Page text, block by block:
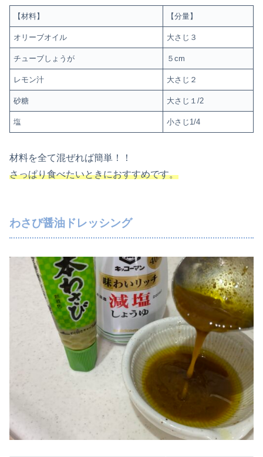
【材料】 【分量】
オリーブオイル 大さじ３
チューブしょうが ５cm
レモン汁 大さじ２
砂糖 大さじ１/2
塩 小さじ1/4
材料を全て混ぜれば簡単！！
さっぱり食べたいときにおすすめです。
わさび醤油ドレッシング